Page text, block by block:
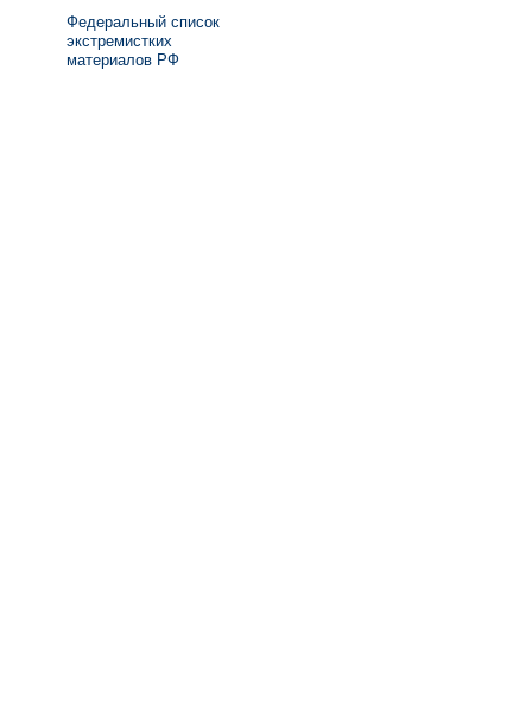
Федеральный список
экстремистких
материалов РФ